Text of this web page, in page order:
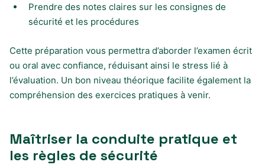
Prendre des notes claires sur les consignes de
sécurité et les procédures
Cette préparation vous permettra d’aborder l’examen écrit
ou oral avec confiance, réduisant ainsi le stress lié à
l’évaluation. Un bon niveau théorique facilite également la
compréhension des exercices pratiques à venir.
Maîtriser la conduite pratique et
les règles de sécurité